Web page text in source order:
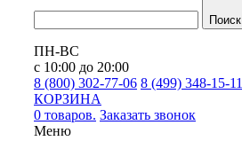
Поиск
ПН-ВС
с 10:00 до 20:00
8 (800) 302-77-06 8 (499) 348-15-11
КОРЗИНА
0 товаров. Заказать звонок
Меню